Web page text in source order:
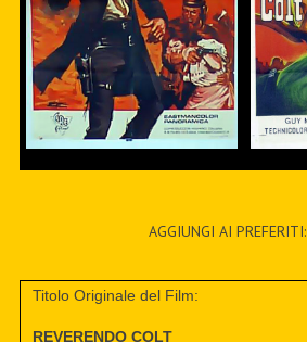
AGGIUNGI AI PREFERITI:
Titolo Originale del Film:
REVERENDO COLT